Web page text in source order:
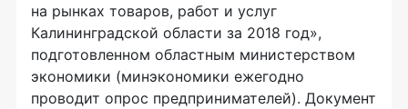
на рынках товаров, работ и услуг
Калининградской области за 2018 год»,
подготовленном областным министерством
экономики (минэкономики ежегодно
проводит опрос предпринимателей). Документ